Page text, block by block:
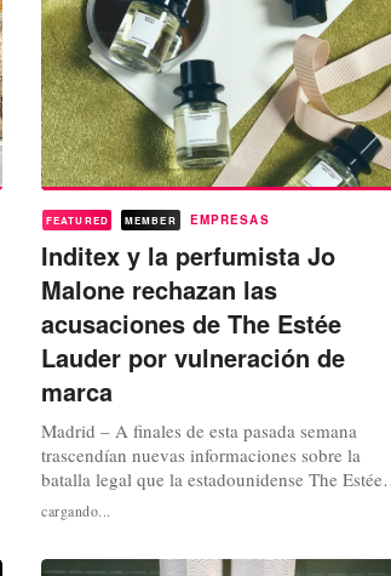
FEATURED MEMBER EMPRESAS
Inditex y la perfumista Jo
Malone rechazan las
acusaciones de The Estée
Lauder por vulneración de
marca
Madrid – A finales de esta pasada semana
trascendían nuevas informaciones sobre la
batalla legal que la estadounidense The Estée
Lauder Companies se ha decidido a iniciar
contra la perfumista británica Jo Malone y
cargando...